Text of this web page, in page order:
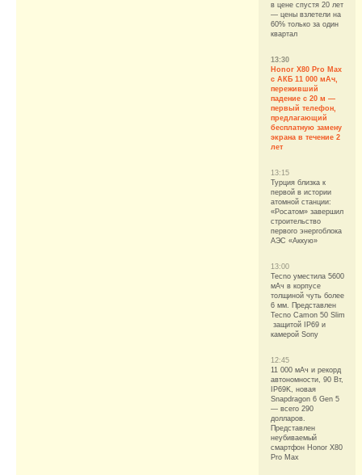
в цене спустя 20 лет
— цены взлетели на
60% только за один
квартал
13:30
Honor X80 Pro Max
с АКБ 11 000 мАч,
переживший
падение с 20 м —
первый телефон,
предлагающий
бесплатную замену
экрана в течение 2
лет
13:15
Турция близка к
первой в истории
атомной станции:
«Росатом» завершил
строительство
первого энергоблока
АЭС «Аккую»
13:00
Tecno уместила 5600
мАч в корпусе
толщиной чуть более
6 мм. Представлен
Tecno Camon 50 Slim
защитой IP69 и
камерой Sony
12:45
11 000 мАч и рекорд
автономности, 90 Вт,
IP69K, новая
Snapdragon 6 Gen 5
— всего 290
долларов.
Представлен
неубиваемый
смартфон Honor X80
Pro Max